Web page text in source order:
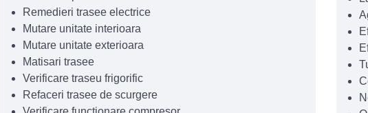
Remedieri trasee electrice
Mutare unitate interioara
Mutare unitate exterioara
Matisari trasee
Verificare traseu frigorific
Refaceri trasee de scurgere